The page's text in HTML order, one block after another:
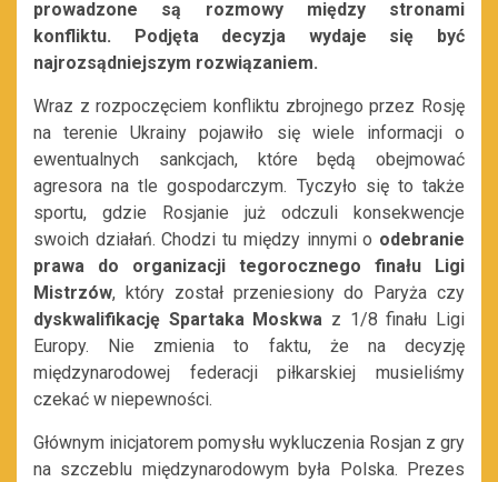
prowadzone są rozmowy między stronami
konfliktu. Podjęta decyzja wydaje się być
najrozsądniejszym rozwiązaniem.
Wraz z rozpoczęciem konfliktu zbrojnego przez Rosję
na terenie Ukrainy pojawiło się wiele informacji o
ewentualnych sankcjach, które będą obejmować
agresora na tle gospodarczym. Tyczyło się to także
sportu, gdzie Rosjanie już odczuli konsekwencje
swoich działań. Chodzi tu między innymi o odebranie
prawa do organizacji tegorocznego finału Ligi
Mistrzów, który został przeniesiony do Paryża czy
dyskwalifikację Spartaka Moskwa z 1/8 finału Ligi
Europy. Nie zmienia to faktu, że na decyzję
międzynarodowej federacji piłkarskiej musieliśmy
czekać w niepewności.
Głównym inicjatorem pomysłu wykluczenia Rosjan z gry
na szczeblu międzynarodowym była Polska. Prezes